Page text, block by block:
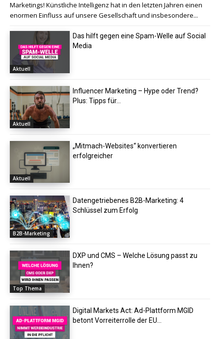
Marketings! Künstliche Intelligenz hat in den letzten Jahren einen
enormen Einfluss auf unsere Gesellschaft und insbesondere...
Aktuell
Das hilft gegen eine Spam-Welle auf Social
Media
Aktuell
Influencer Marketing – Hype oder Trend?
Plus: Tipps für...
Aktuell
„Mitmach-Websites“ konvertieren
erfolgreicher
B2B-Marketing
Datengetriebenes B2B-Marketing: 4
Schlüssel zum Erfolg
Top Thema
DXP und CMS – Welche Lösung passt zu
Ihnen?
Digital Markets Act: Ad-Plattform MGID
betont Vorreiterrolle der EU...